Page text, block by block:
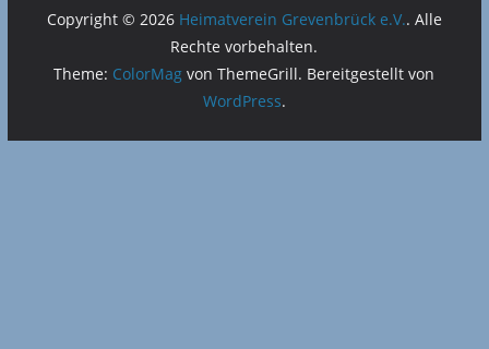
Copyright © 2026 Heimatverein Grevenbrück e.V.. Alle
Rechte vorbehalten.
Theme: ColorMag von ThemeGrill. Bereitgestellt von
WordPress.